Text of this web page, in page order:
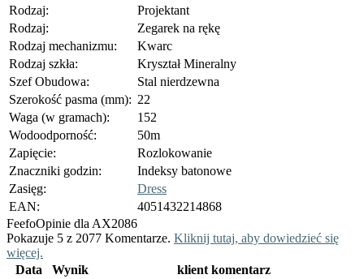
Rodzaj:
Projektant
Rodzaj:
Zegarek na rękę
Rodzaj mechanizmu:
Kwarc
Rodzaj szkła:
Kryształ Mineralny
Szef Obudowa:
Stal nierdzewna
Szerokość pasma (mm): 22
Waga (w gramach):
152
Wodoodporność:
50m
Zapięcie:
Rozlokowanie
Znaczniki godzin:
Indeksy batonowe
Zasięg:
Dress
EAN:
4051432214868
FeefoOpinie dla AX2086
Pokazuje 5 z 2077 Komentarze. Kliknij tutaj, aby dowiedzieć się
więcej.
Data
Wynik klient komentarz